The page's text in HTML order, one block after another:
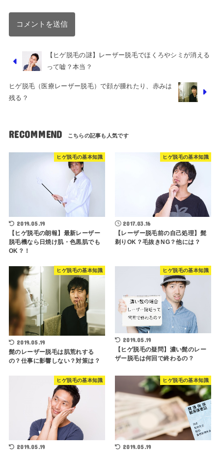
【ヒゲ脱毛の謎】レーザー脱毛でほくろやシミが消える
って嘘？本当？
ヒゲ脱毛（医療レーザー脱毛）で顔が腫れたり、赤みは
残る？
RECOMMEND
ヒゲ脱毛の基本知識
2019.05.19
【ヒゲ脱毛の朗報】最新レーザー
脱毛機なら日焼け肌・色黒肌でも
OK？！
ヒゲ脱毛の基本知識
2017.03.16
【レーザー脱毛前の自己処理】髭
剃りOK？毛抜きNG？他には？
ヒゲ脱毛の基本知識
2019.05.19
髭のレーザー脱毛は肌荒れする
の？仕事に影響しない？対策は？
ヒゲ脱毛の基本知識
2019.05.19
【ヒゲ脱毛の疑問】濃い髭のレー
ザー脱毛は何回で終わるの？
ヒゲ脱毛の基本知識
2019.05.19
ヒゲ脱毛の基本知識
2019.05.19